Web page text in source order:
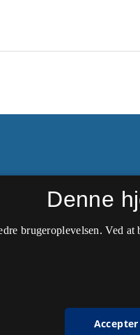
på denne side. Nyere
Denne
brugeroplevelsen. Ved